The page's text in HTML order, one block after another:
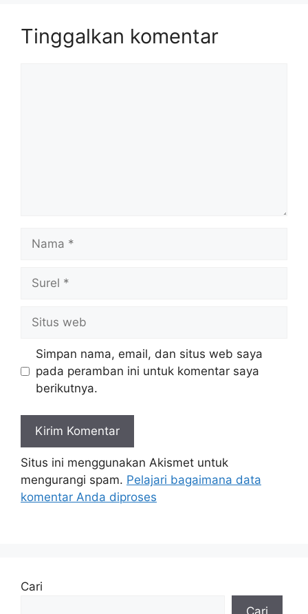
Tinggalkan komentar
Nama
Surel
Situs
web
Simpan nama, email, dan situs web saya
pada peramban ini untuk komentar saya
berikutnya.
Situs ini menggunakan Akismet untuk
mengurangi spam. Pelajari bagaimana data
komentar Anda diproses
Cari